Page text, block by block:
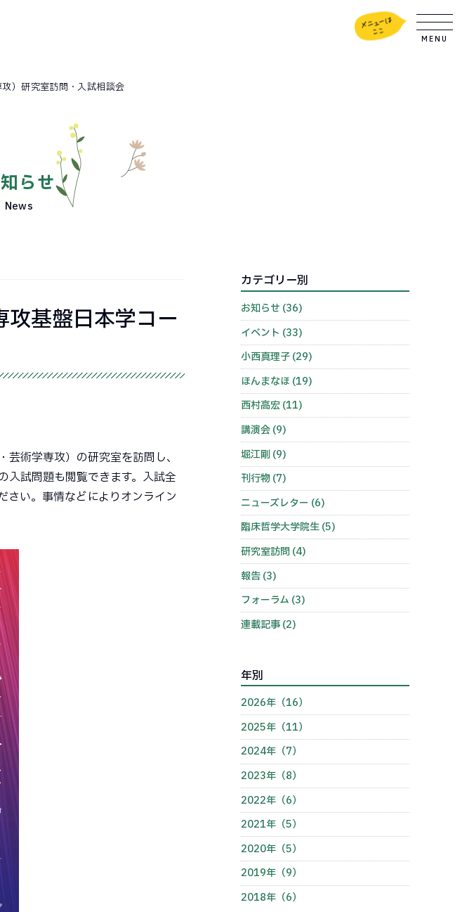
）研究室訪問・入試相談会
らせ
News
基盤日本学コー
術学専攻）の研究室を訪問し、
入試問題も閲覧できます。入試全
さい。事情などによりオンライン
カテゴリー別
お知らせ (36)
イベント (33)
小西真理子 (29)
ほんまなほ (19)
西村高宏 (11)
講演会 (9)
堀江剛 (9)
刊行物 (7)
ニューズレター (6)
臨床哲学大学院生 (5)
研究室訪問 (4)
報告 (3)
フォーラム (3)
連載記事 (2)
年別
2026年（16）
2025年（11）
2024年（7）
2023年（8）
2022年（6）
2021年（5）
2020年（5）
2019年（9）
2018年（6）
MENU